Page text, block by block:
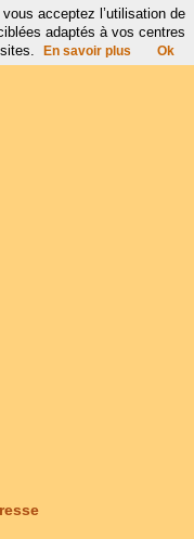
acceptez l’utilisation de
adaptés à vos centres
En savoir plus Ok